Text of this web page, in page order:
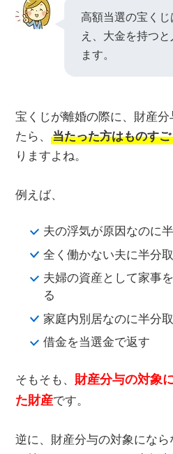
高額当選の宝く
え、大金を持つ
ます。
宝くじが離婚の際に、財産
たら、当たった方はものす
りますよね。
例えば、
夫の浮気が原因なのに
全く働かない夫に半分
夫婦の資産として家事
る
家庭内別居なのに半分
借金を当選金で返す
そもそも、 財産分与の対象
た財産です。
逆に、財産分与の対象にな